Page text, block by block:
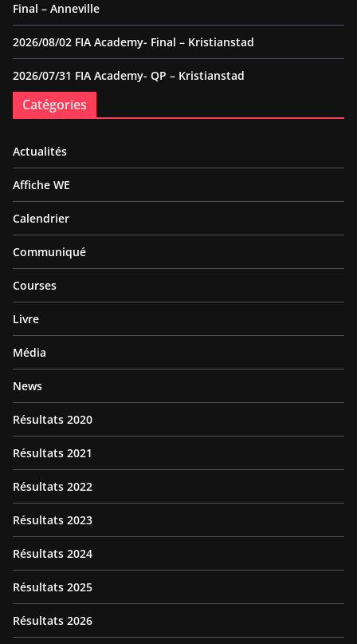
Final – Anneville
2026/08/02 FIA Academy- Final – Kristianstad
2026/07/31 FIA Academy- QP – Kristianstad
Catégories
Actualités
Affiche WE
Calendrier
Communiqué
Courses
Livre
Média
News
Résultats 2020
Résultats 2021
Résultats 2022
Résultats 2023
Résultats 2024
Résultats 2025
Résultats 2026